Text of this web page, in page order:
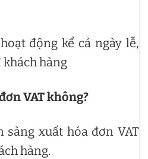
động kể cả ngày lễ,
khách hàng
VAT không?
sàng xuất hóa đơn VAT
hàng.